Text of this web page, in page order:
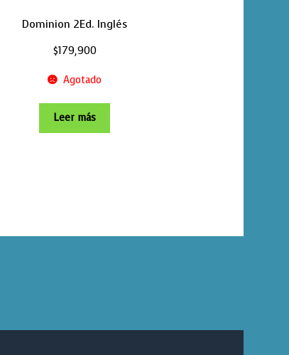
Dominion 2Ed. Inglés
$179,900
Agotado
Leer más